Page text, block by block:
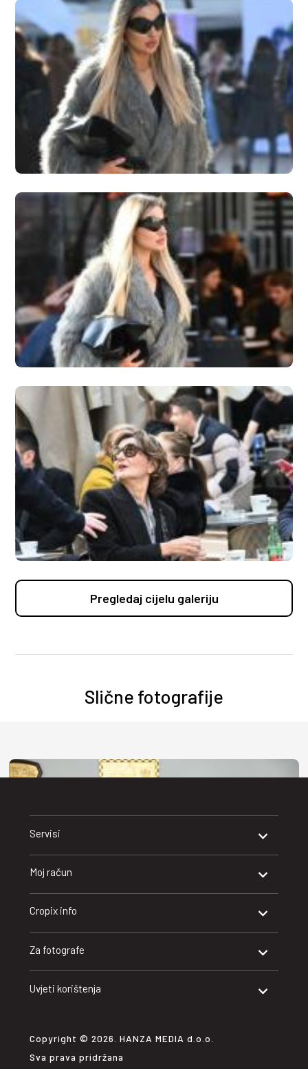
Pregledaj cijelu galeriju
Slične fotografije
Split, 06.08.2026
Potpisivanje ugovora za izgradnju Centra za starije
Split
Servisi
Moj račun
Cropix info
Za fotografe
Uvjeti korištenja
Copyright © 2026. HANZA MEDIA d.o.o.
Sva prava pridržana